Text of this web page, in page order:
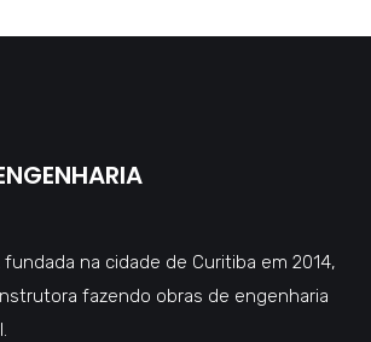
fundada na cidade de Curitiba em 2014,
fazendo obras de engenharia